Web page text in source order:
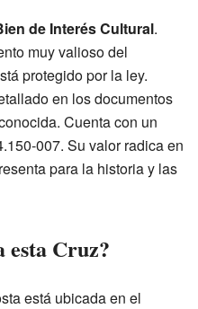
de Interés Cultural.
muy valioso del
protegido por la ley.
en los documentos
Cuenta con un
007. Su valor radica en
para la historia y las
esta Cruz?
está ubicada en el